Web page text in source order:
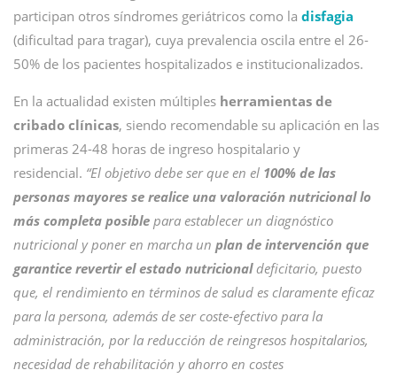
participan otros síndromes geriátricos como la disfagia
(dificultad para tragar), cuya prevalencia oscila entre el 26-
50% de los pacientes hospitalizados e institucionalizados.
En la actualidad existen múltiples herramientas de
cribado clínicas, siendo recomendable su aplicación en las
primeras 24-48 horas de ingreso hospitalario y
residencial. “El objetivo debe ser que en el 100% de las
personas mayores se realice una valoración nutricional lo
más completa posible para establecer un diagnóstico
nutricional y poner en marcha un plan de intervención que
garantice revertir el estado nutricionaldeficitario, puesto
que, el rendimiento en términos de salud es claramente eficaz
para la persona, además de ser coste-efectivo para la
administración, por la reducción de reingresos hospitalarios,
necesidad de rehabilitación y ahorro en costes